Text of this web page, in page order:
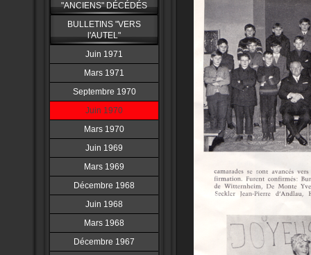
"ANCIENS" DÉCÉDÉS
BULLETINS "VERS
l'AUTEL"
Juin 1971
Mars 1971
Septembre 1970
Juin 1970
Mars 1970
Juin 1969
Mars 1969
Décembre 1968
Juin 1968
Mars 1968
Décembre 1967